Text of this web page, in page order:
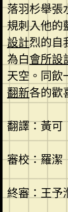
落羽杉舉張
規刺入他的
設計烈的自
為白會所設
天空。同飲
翻新各的歡
翻譯：黃可
審校：羅潔
終審：王予